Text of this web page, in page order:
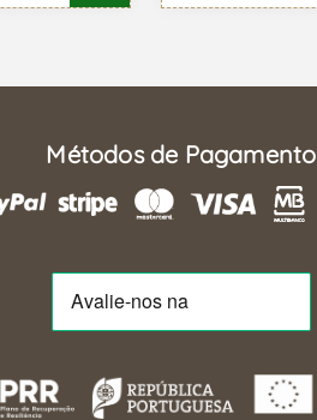
Métodos de Pagamento